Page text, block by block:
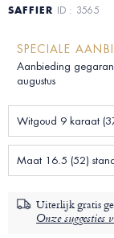
SAFFIER ID : 3565
SPECIALE
Aanbieding
augustus
Witgoud 9 karaat
Maat 16.5 (52)
Uiterlijk gratis
Onze suggesties